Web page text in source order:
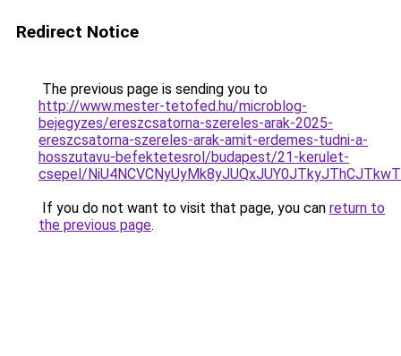
Redirect Notice
The previous page is sending you to
http://www.mester-tetofed.hu/microblog-
bejegyzes/ereszcsatorna-szereles-arak-2025-
ereszcsatorna-szereles-arak-amit-erdemes-tudni-a-
hosszutavu-befektetesrol/budapest/21-kerulet-
csepel/
If you do not want to visit that page, you can return to
the previous page.